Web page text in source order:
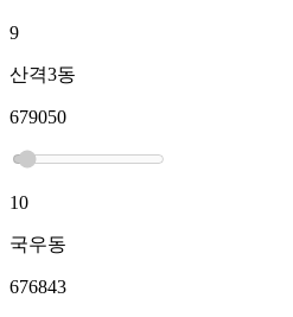
9
산격3동
679050
10
국우동
676843